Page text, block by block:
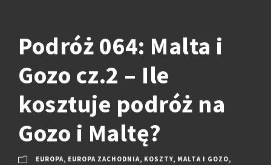
Podróż 064: Malta i
Gozo cz.2 – Ile
kosztuje podróż na
Gozo i Maltę?
EUROPA, EUROPA ZACHODNIA, KOSZTY, MALTA I GOZO,